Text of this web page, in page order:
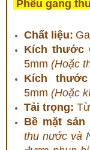
Phễu gang
Chất liệu:
Kích thước
5mm (Hoặc
Kích
5mm (Hoặc
Tải trọng:
Bề mặt sản
thu nước và